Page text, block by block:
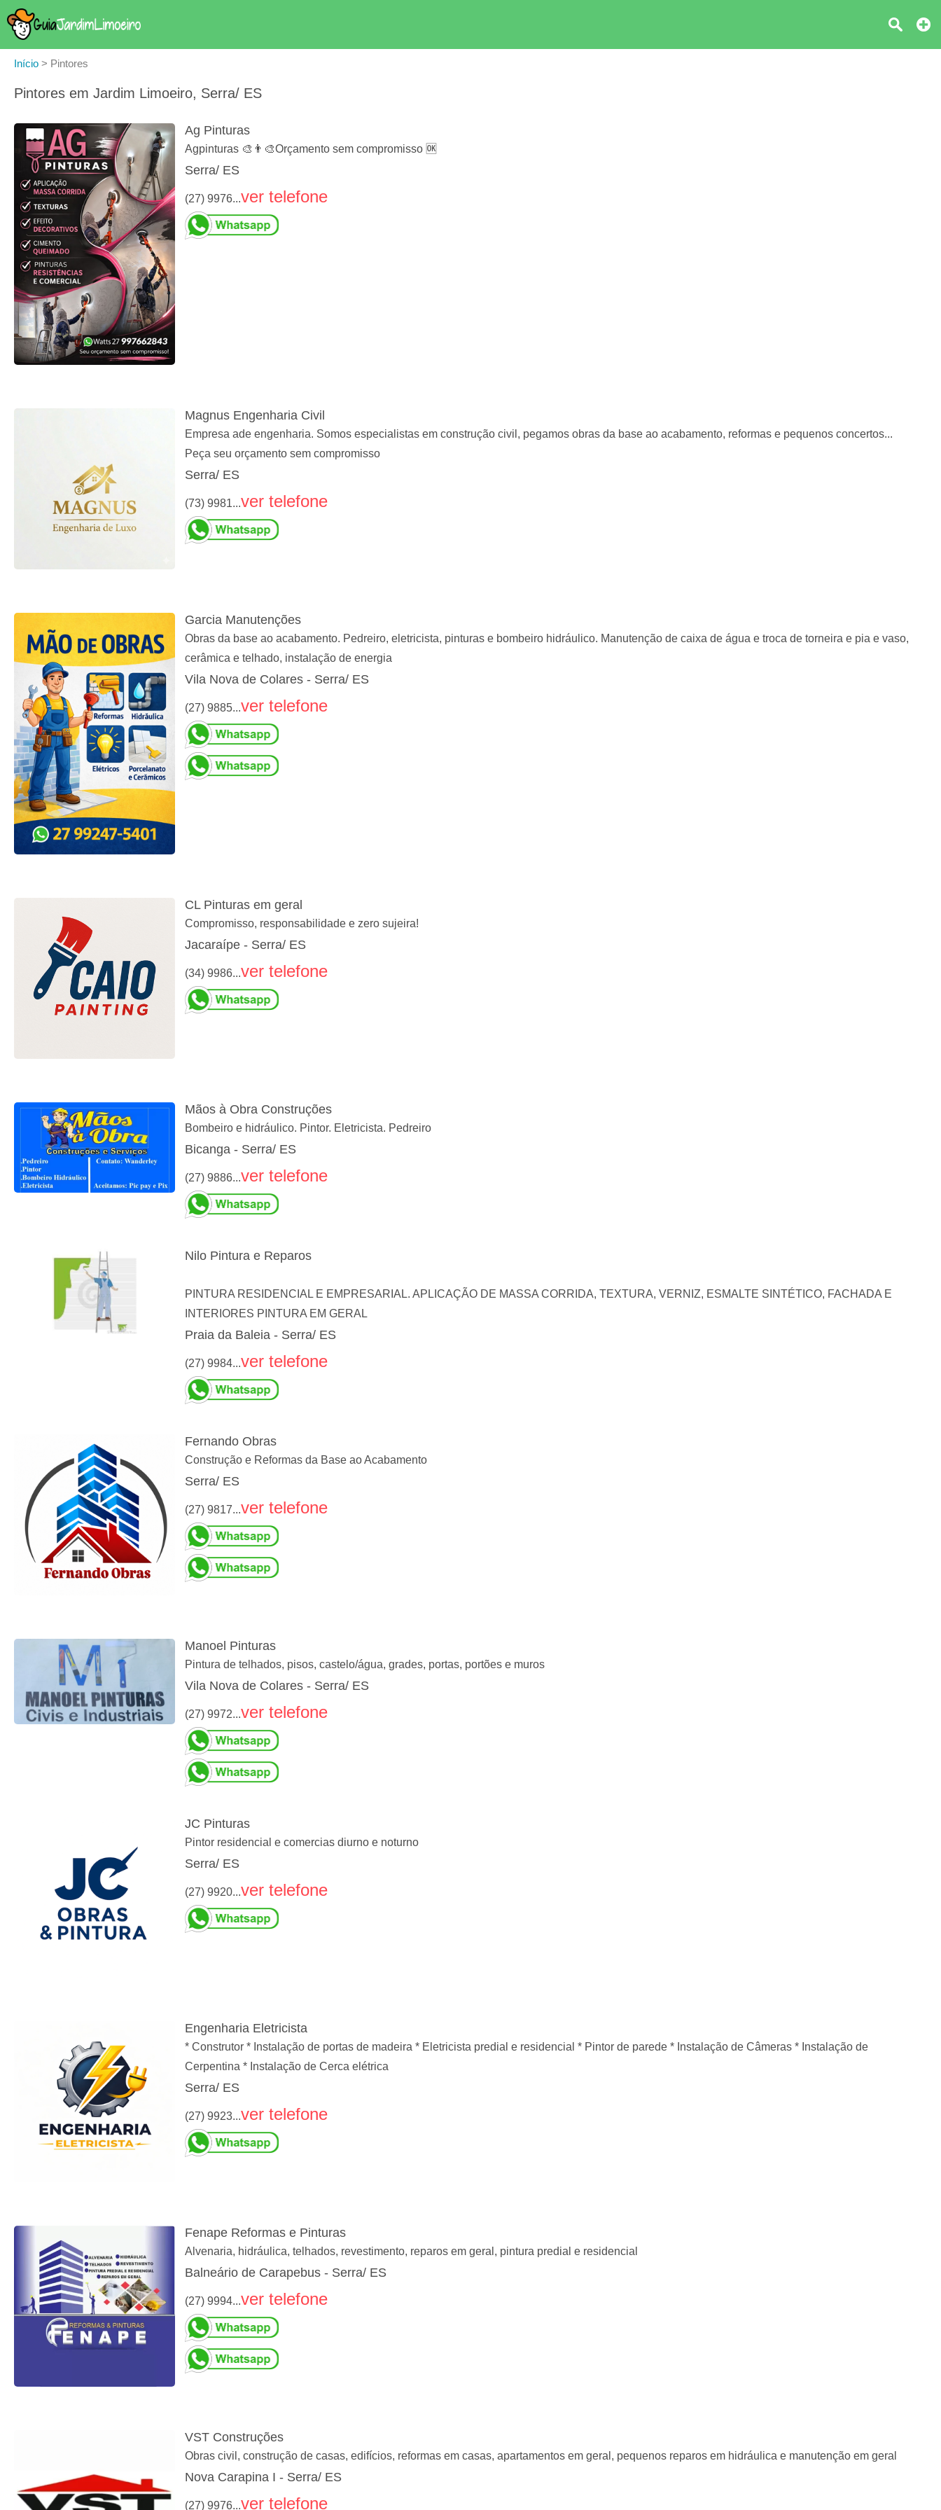
Início > Pintores
Pintores em Jardim Limoeiro, Serra/ ES
Ag Pinturas
Agpinturas 🎨👨‍🎨Orçamento sem compromisso 🆗️
Serra/ ES
(27) 9976...ver telefone
Magnus Engenharia Civil
Empresa ade engenharia. Somos especialistas em construção civil, pegamos obras da base ao acabamento, reformas e pequenos concertos...
Peça seu orçamento sem compromisso
Serra/ ES
(73) 9981...ver telefone
Garcia Manutenções
Obras da base ao acabamento. Pedreiro, eletricista, pinturas e bombeiro hidráulico. Manutenção de caixa de água e troca de torneira e pia e vaso,
cerâmica e telhado, instalação de energia
Vila Nova de Colares - Serra/ ES
(27) 9885...ver telefone
CL Pinturas em geral
Compromisso, responsabilidade e zero sujeira!
Jacaraípe - Serra/ ES
(34) 9986...ver telefone
Mãos à Obra Construções
Bombeiro e hidráulico. Pintor. Eletricista. Pedreiro
Bicanga - Serra/ ES
(27) 9886...ver telefone
Nilo Pintura e Reparos
PINTURA RESIDENCIAL E EMPRESARIAL. APLICAÇÃO DE MASSA CORRIDA, TEXTURA, VERNIZ, ESMALTE SINTÉTICO, FACHADA E
INTERIORES PINTURA EM GERAL
Praia da Baleia - Serra/ ES
(27) 9984...ver telefone
Fernando Obras
Construção e Reformas da Base ao Acabamento
Serra/ ES
(27) 9817...ver telefone
Manoel Pinturas
Pintura de telhados, pisos, castelo/água, grades, portas, portões e muros
Vila Nova de Colares - Serra/ ES
(27) 9972...ver telefone
JC Pinturas
Pintor residencial e comercias diurno e noturno
Serra/ ES
(27) 9920...ver telefone
Engenharia Eletricista
* Construtor * Instalação de portas de madeira * Eletricista predial e residencial * Pintor de parede * Instalação de Câmeras * Instalação de
Cerpentina * Instalação de Cerca elétrica
Serra/ ES
(27) 9923...ver telefone
Fenape Reformas e Pinturas
Alvenaria, hidráulica, telhados, revestimento, reparos em geral, pintura predial e residencial
Balneário de Carapebus - Serra/ ES
(27) 9994...ver telefone
VST Construções
Obras civil, construção de casas, edifícios, reformas em casas, apartamentos em geral, pequenos reparos em hidráulica e manutenção em geral
Nova Carapina I - Serra/ ES
(27) 9976...ver telefone